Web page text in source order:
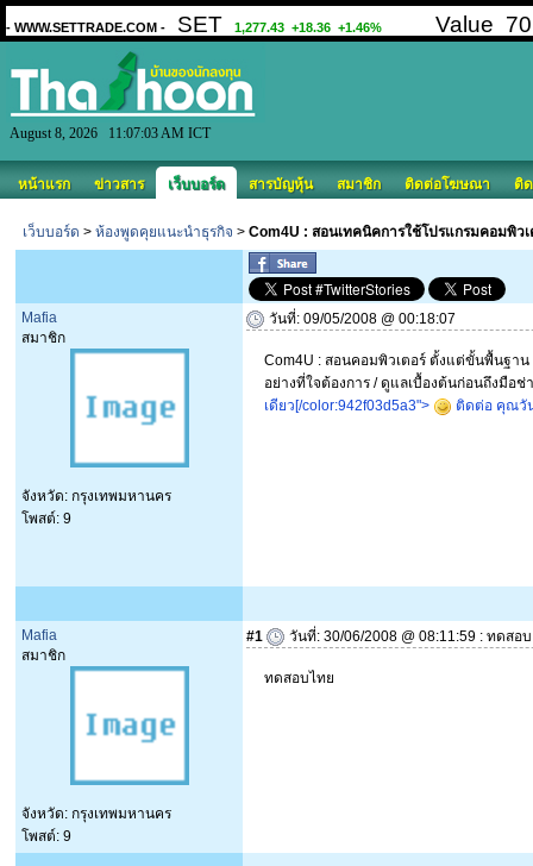
August 8, 2026 11:07:03 AM ICT
หน้าแรก ข่าวสาร เว็บบอร์ด สารบัญหุ้น สมาชิก ติดต่อโฆษณา ติ
เว็บบอร์ด > ห้องพูดคุยแนะนำธุรกิจ > Com4U : สอนเทคนิคการใช้โปรแกรมคอมพิวเ
Mafia
สมาชิก
จังหวัด: กรุงเทพมหานคร
โพสต์: 9
วันที่: 09/05/2008 @ 00:18:07
Com4U : สอนคอมพิวเตอร์ ตั้งแต่ขั้นพื้นฐา
อย่างที่ใจต้องการ / ดูแลเบื้องต้นก่อนถึงมือช่
เดียว[/color:942f03d5a3">
ติดต่อ คุณวัน
Mafia
สมาชิก
จังหวัด: กรุงเทพมหานคร
โพสต์: 9
#1 วันที่: 30/06/2008 @ 08:11:59 : ทดสอบ
ทดสอบไทย